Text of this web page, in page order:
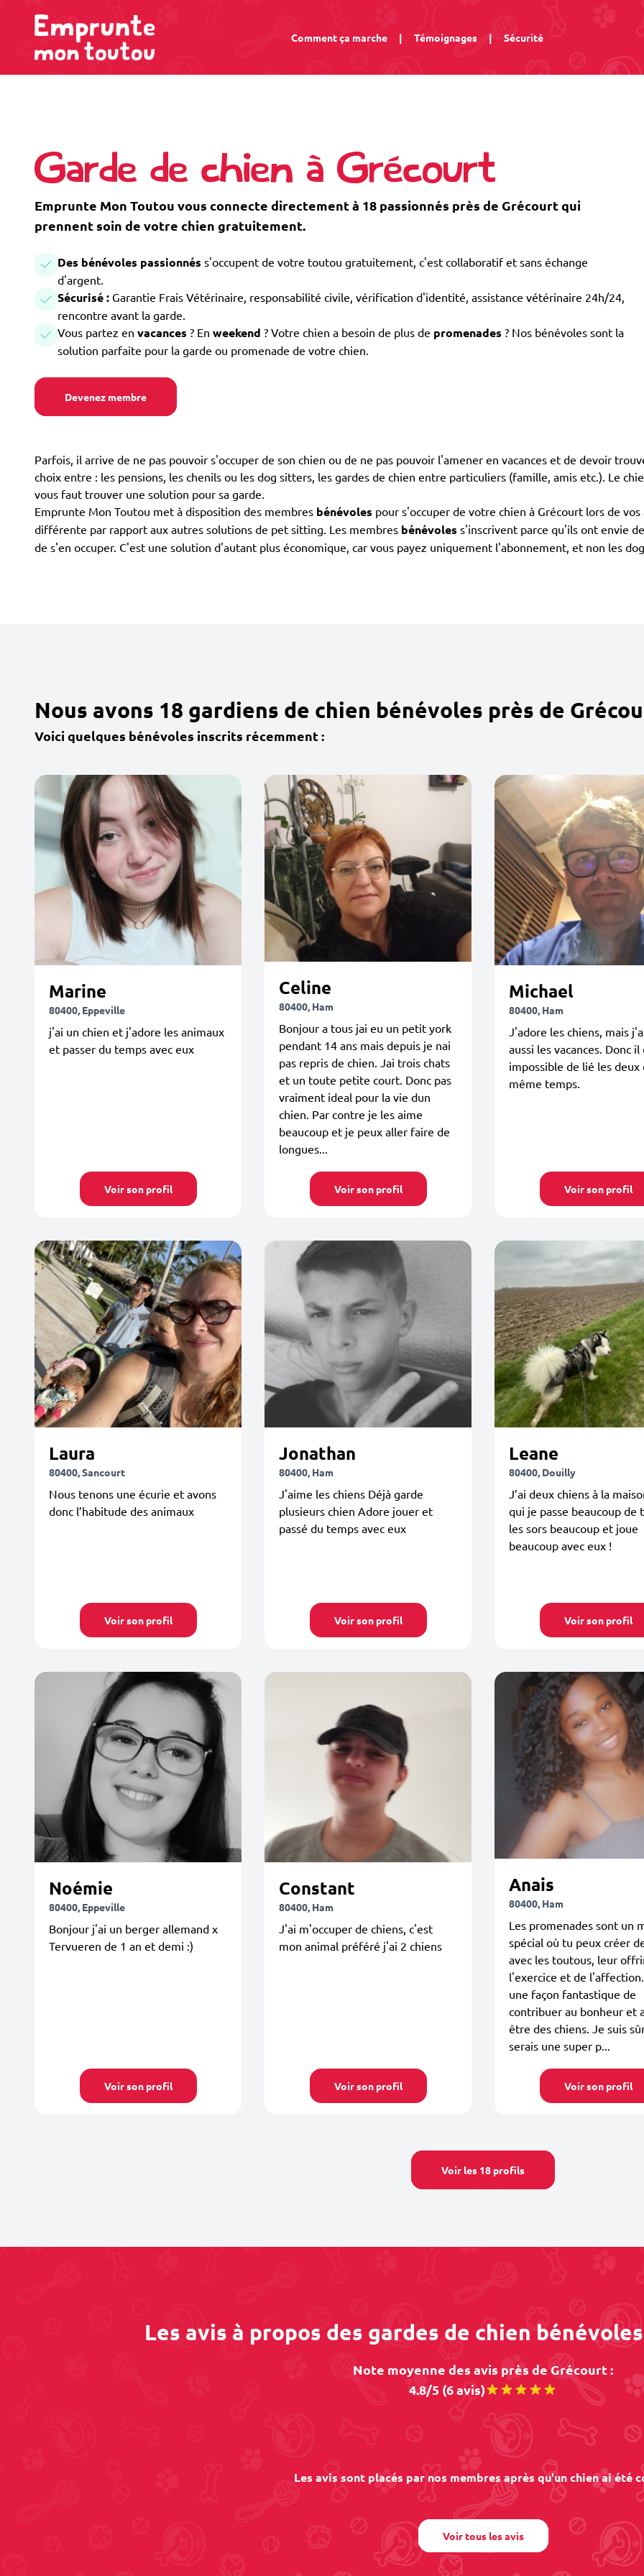
Comment ça marche | Témoignages | Sécurité
Garde de chien à Grécourt
Emprunte Mon Toutou vous connecte directement à 18 passionnés près de Grécourt qui
prennent soin de votre chien gratuitement.
Des bénévoles passionnés s'occupent de votre toutou gratuitement, c'est collaboratif et sans échange
d'argent.
Sécurisé : Garantie Frais Vétérinaire, responsabilité civile, vérification d'identité, assistance vétérinaire 24h/24,
rencontre avant la garde.
Vous partez en vacances ? En weekend ? Votre chien a besoin de plus de promenades ? Nos bénévoles sont la
solution parfaite pour la garde ou promenade de votre chien.
Devenez membre
Parfois, il arrive de ne pas pouvoir s'occuper de son chien ou de ne pas pouvoir l'amener en vacances et de devoir
choix entre : les pensions, les chenils ou les dog sitters, les gardes de chien entre particuliers (famille, amis etc.). Le
vous faut trouver une solution pour sa garde.
Emprunte Mon Toutou met à disposition des membres bénévoles pour s'occuper de votre chien à Grécourt lors de
différente par rapport aux autres solutions de pet sitting. Les membres bénévoles s'inscrivent parce qu'ils ont envie
de s'en occuper. C'est une solution d'autant plus économique, car vous payez uniquement l'abonnement, et non les
Nous avons 18 gardiens de chien bénévoles près de
Voici quelques bénévoles inscrits récemment :
Marine
80400, Eppeville
j'ai un chien et j'adore les animaux
et passer du temps avec eux
Voir son profil
Celine
80400, Ham
Bonjour a tous jai eu un petit york
pendant 14 ans mais depuis je nai
pas repris de chien. Jai trois chats
et un toute petite court. Donc pas
vraiment ideal pour la vie dun
chien. Par contre je les aime
beaucoup et je peux aller faire de
longues...
Voir son profil
Michael
80400, Ham
J'adore les chiens, mais
aussi les vacances. Donc il
impossible de lié les deux
même temps.
Voir son profil
Laura
80400, Sancourt
Nous tenons une écurie et avons
donc l’habitude des animaux
Voir son profil
Jonathan
80400, Ham
J'aime les chiens Déjà garde
plusieurs chien Adore jouer et
passé du temps avec eux
Voir son profil
Leane
80400, Douilly
J’ai deux chiens à la
qui je passe beaucoup de
les sors beaucoup et joue
beaucoup avec eux !
Voir son profil
Noémie
80400, Eppeville
Bonjour j'ai un berger allemand x
Tervueren de 1 an et demi :)
Voir son profil
Constant
80400, Ham
J'ai m'occuper de chiens, c'est
mon animal préféré j'ai 2 chiens
Voir son profil
Anais
80400, Ham
Les promenades sont un
spécial où tu peux créer
avec les toutous, leur
l'exercice et de
une façon fantastique de
contribuer au bonheur et
être des chiens. Je suis
serais une super p...
Voir son profil
Voir les 18 profils
Les avis à propos des gardes de chien
Note moyenne des avis près de Grécourt :
4.8/5 (6 avis)
Les avis sont placés par nos membres après qu'un chien ai été
Voir tous les avis